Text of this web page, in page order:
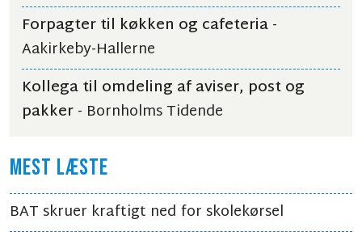
Forpagter til køkken og cafeteria-
Aakirkeby-Hallerne
Kollega til omdeling af aviser, post og
pakker- Bornholms Tidende
MEST LÆSTE
BAT skruer kraftigt ned for skolekørsel